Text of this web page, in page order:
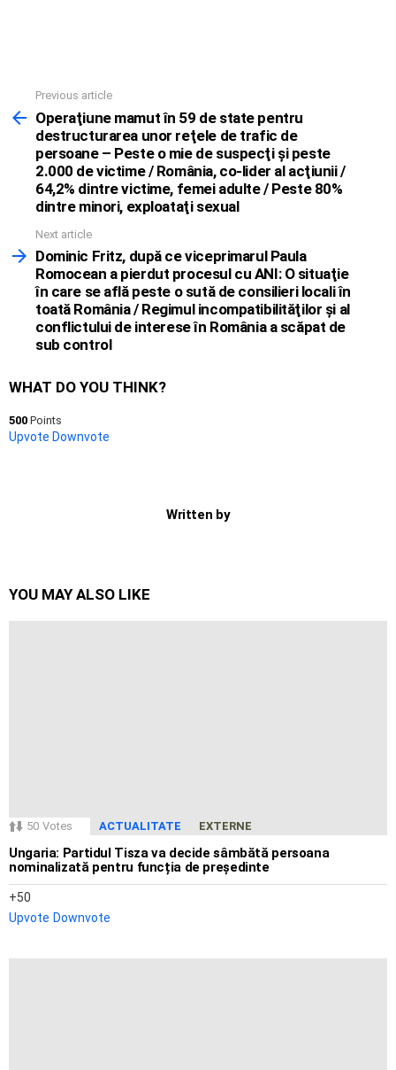
more
Previous article
Operaţiune mamut în 59 de state pentru
destructurarea unor reţele de trafic de
persoane – Peste o mie de suspecţi şi peste
2.000 de victime / România, co-lider al acţiunii /
64,2% dintre victime, femei adulte / Peste 80%
dintre minori, exploataţi sexual
Next article
Dominic Fritz, după ce viceprimarul Paula
Romocean a pierdut procesul cu ANI: O situaţie
în care se află peste o sută de consilieri locali în
toată România / Regimul incompatibilităţilor şi al
conflictului de interese în România a scăpat de
sub control
WHAT DO YOU THINK?
500 Points
Upvote Downvote
Written by
YOU MAY ALSO LIKE
50 Votes ACTUALITATE EXTERNE
Ungaria: Partidul Tisza va decide sâmbătă persoana
nominalizată pentru funcția de președinte
50
Upvote Downvote